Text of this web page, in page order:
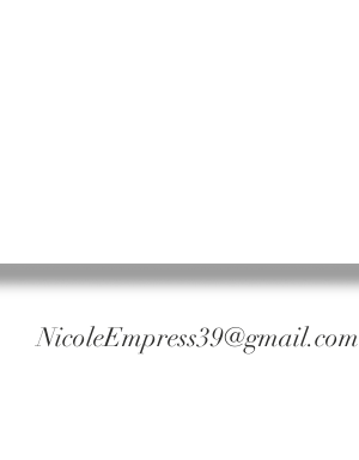
NicoleEmpress39@gmail.com